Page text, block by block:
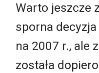
Warto jeszcze
sporna
na 2007 r., ale
została